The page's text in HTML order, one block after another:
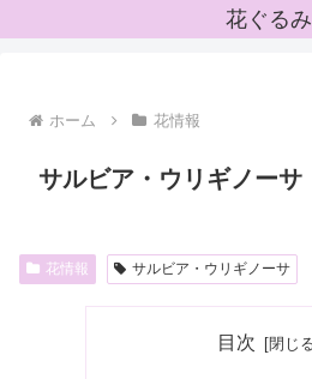
花ぐるみ
ホーム 花情報
サルビア・ウリギノーサ
花情報 サルビア・ウリギノーサ
目次